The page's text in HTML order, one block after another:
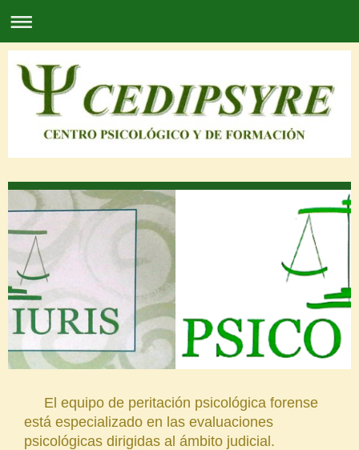
El equipo de peritación psicológica forense
está especializado en las evaluaciones
psicológicas dirigidas al ámbito judicial.